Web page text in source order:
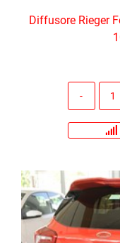
Diffusore Rieger